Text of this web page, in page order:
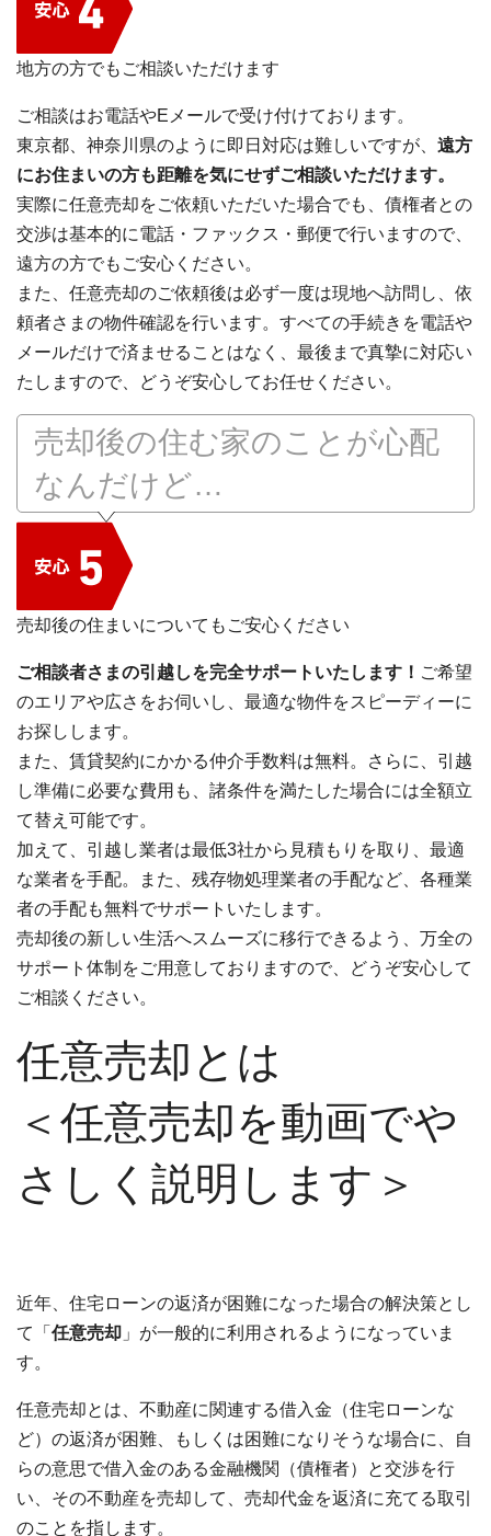
地方の方でもご相談いただけます
ご相談はお電話やEメールで受け付けております。
東京都、神奈川県のように即日対応は難しいですが、 遠方
にお住まいの方も距離を気にせずご相談いただけます。
実際に任意売却をご依頼いただいた場合でも、債権者との
交渉は基本的に電話・ファックス・郵便で行いますので、
遠方の方でもご安心ください。
また、任意売却のご依頼後は必ず一度は現地へ訪問し、依
頼者さまの物件確認を行います。すべての手続きを電話や
メールだけで済ませることはなく、最後まで真摯に対応い
たしますので、どうぞ安心してお任せください。
売却後の住む家のことが心配
なんだけど…
売却後の住まいについてもご安心ください
ご相談者さまの引越しを完全サポートいたします！ ご希望
のエリアや広さをお伺いし、最適な物件をスピーディーに
お探しします。
また、賃貸契約にかかる仲介手数料は無料。さらに、引越
し準備に必要な費用も、諸条件を満たした場合には全額立
て替え可能です。
加えて、引越し業者は最低3社から見積もりを取り、最適
な業者を手配。また、残存物処理業者の手配など、各種業
者の手配も無料でサポートいたします。
売却後の新しい生活へスムーズに移行できるよう、万全の
サポート体制をご用意しておりますので、どうぞ安心して
ご相談ください。
任意売却とは
＜任意売却を動画でや
さしく説明します＞
近年、住宅ローンの返済が困難になった場合の解決策とし
て「 任意売却 」が一般的に利用されるようになっていま
す。
任意売却とは、不動産に関連する借入金（住宅ローンな
ど）の返済が困難、もしくは困難になりそうな場合に、自
らの意思で借入金のある金融機関（債権者）と交渉を行
い、その不動産を売却して、売却代金を返済に充てる取引
のことを指します。